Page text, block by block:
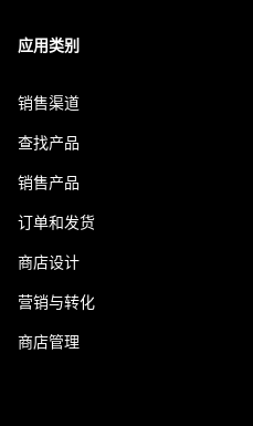
应用类别
销售渠道
查找产品
销售产品
订单和发货
商店设计
营销与转化
商店管理